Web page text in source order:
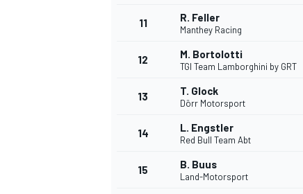
11 R. Feller
Manthey Racing
12 M. Bortolotti
TGI Team Lamborghini by GRT
13 T. Glock
Dörr Motorsport
14 L. Engstler
Red Bull Team Abt
15 B. Buus
Land-Motorsport